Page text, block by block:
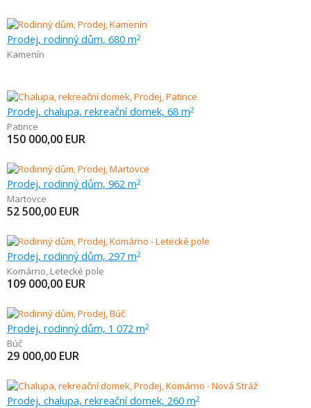
Prodej, rodinný dům, 680 m2
Kamenín
Prodej, chalupa, rekreační domek, 68 m2
Patince
150 000,00 EUR
Prodej, rodinný dům, 962 m2
Martovce
52 500,00 EUR
Prodej, rodinný dům, 297 m2
Komárno, Letecké pole
109 000,00 EUR
Prodej, rodinný dům, 1 072 m2
Búč
29 000,00 EUR
Prodej, chalupa, rekreační domek, 260 m2